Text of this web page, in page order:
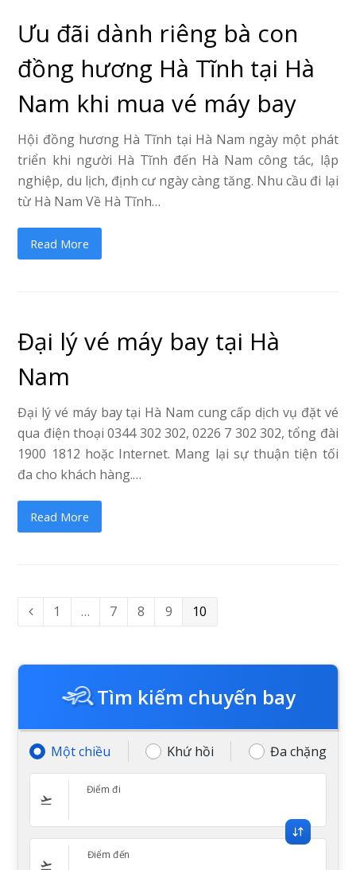
Ưu đãi dành riêng bà con
đồng hương Hà Tĩnh tại Hà
Nam khi mua vé máy bay
Hội đồng hương Hà Tĩnh tại Hà Nam ngày một phát
triển khi người Hà Tĩnh đến Hà Nam công tác, lập
nghiệp, du lịch, định cư ngày càng tăng. Nhu cầu đi lại
từ Hà Nam Về Hà Tĩnh…
Read More
Đại lý vé máy bay tại Hà
Nam
Đại lý vé máy bay tại Hà Nam cung cấp dịch vụ đặt vé
qua điện thoại 0344 302 302, 0226 7 302 302, tổng đài
1900 1812 hoặc Internet. Mang lại sự thuận tiện tối
đa cho khách hàng.…
Read More
Previous
Page
1 … Page
7 Page
8 Page
9 Page
10
Tìm kiếm chuyến bay
Một chiều Khứ hồi Đa chặng
Điểm đi
Điểm đến